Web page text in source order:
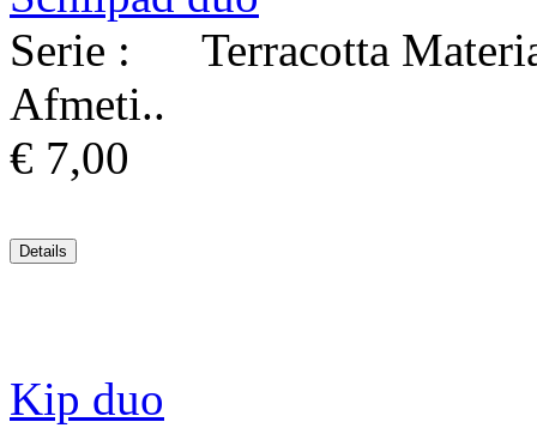
Serie : Terracotta
Afmeti..
€ 7,00
Kip duo